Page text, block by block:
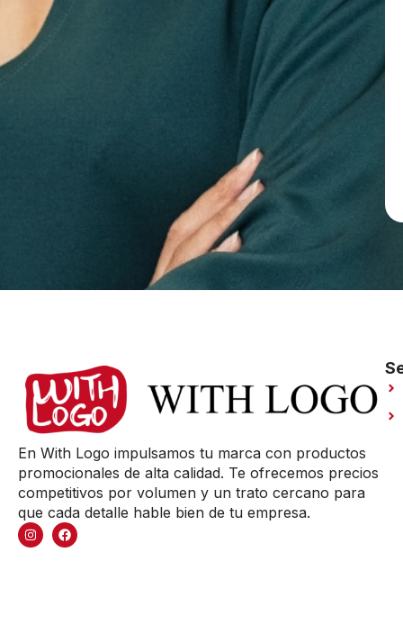
En With Logo impulsamos tu marca con productos
promocionales de alta calidad. Te ofrecemos precios
competitivos por volumen y un trato cercano para
que cada detalle hable bien de tu empresa.